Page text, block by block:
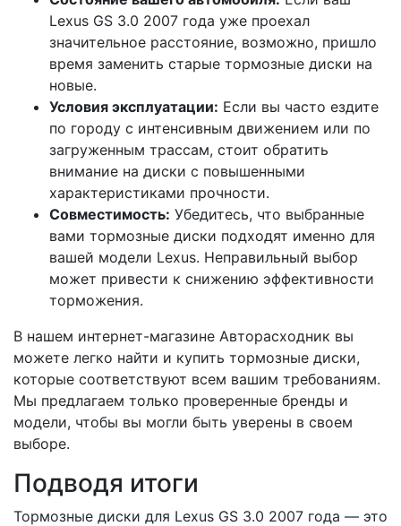
Lexus GS 3.0 2007 года уже проехал
значительное расстояние, возможно, пришло
время заменить старые тормозные диски на
новые.
Условия эксплуатации: Если вы часто ездите
по городу с интенсивным движением или по
загруженным трассам, стоит обратить
внимание на диски с повышенными
характеристиками прочности.
Совместимость: Убедитесь, что выбранные
вами тормозные диски подходят именно для
вашей модели Lexus. Неправильный выбор
может привести к снижению эффективности
торможения.
В нашем интернет-магазине Авторасходник вы
можете легко найти и купить тормозные диски,
которые соответствуют всем вашим требованиям.
Мы предлагаем только проверенные бренды и
модели, чтобы вы могли быть уверены в своем
выборе.
Подводя итоги
Тормозные диски для Lexus GS 3.0 2007 года — это